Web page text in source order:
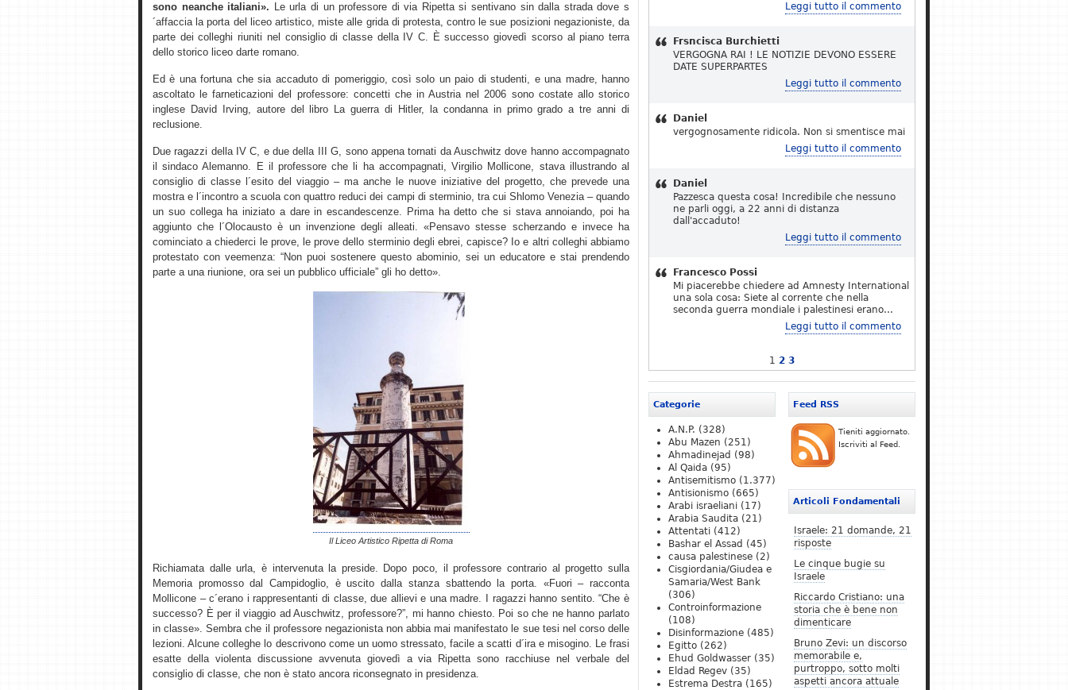
sono neanche italiani». Le urla di un professore di via Ripetta si sentivano sin dalla strada dove s
´affaccia la porta del liceo artistico, miste alle grida di protesta, contro le sue posizioni negazioniste, da
parte dei colleghi riuniti nel consiglio di classe della IV C. È successo giovedì scorso al piano terra
dello storico liceo darte romano.
Ed è una fortuna che sia accaduto di pomeriggio, così solo un paio di studenti, e una madre, hanno
ascoltato le farneticazioni del professore: concetti che in Austria nel 2006 sono costate allo storico
inglese David Irving, autore del libro La guerra di Hitler, la condanna in primo grado a tre anni di
reclusione.
Due ragazzi della IV C, e due della III G, sono appena tornati da Auschwitz dove hanno accompagnato
il sindaco Alemanno. E il professore che li ha accompagnati, Virgilio Mollicone, stava illustrando al
consiglio di classe l´esito del viaggio – ma anche le nuove iniziative del progetto, che prevede una
mostra e l´incontro a scuola con quattro reduci dei campi di sterminio, tra cui Shlomo Venezia – quando
un suo collega ha iniziato a dare in escandescenze. Prima ha detto che si stava annoiando, poi ha
aggiunto che l´Olocausto è un invenzione degli alleati. «Pensavo stesse scherzando e invece ha
cominciato a chiederci le prove, le prove dello sterminio degli ebrei, capisce? Io e altri colleghi abbiamo
protestato con veemenza: “Non puoi sostenere questo abominio, sei un educatore e stai prendendo
parte a una riunione, ora sei un pubblico ufficiale” gli ho detto».
Il Liceo Artistico Ripetta di Roma
Richiamata dalle urla, è intervenuta la preside. Dopo poco, il professore contrario al progetto sulla
Memoria promosso dal Campidoglio, è uscito dalla stanza sbattendo la porta. «Fuori – racconta
Mollicone – c´erano i rappresentanti di classe, due allievi e una madre. I ragazzi hanno sentito. “Che è
successo? È per il viaggio ad Auschwitz, professore?”, mi hanno chiesto. Poi so che ne hanno parlato
in classe». Sembra che il professore negazionista non abbia mai manifestato le sue tesi nel corso delle
lezioni. Alcune colleghe lo descrivono come un uomo stressato, facile a scatti d´ira e misogino. Le frasi
esatte della violenta discussione avvenuta giovedì a via Ripetta sono racchiuse nel verbale del
consiglio di classe, che non è stato ancora riconsegnato in presidenza.
Leggi tutto il commento
Frsncisca Burchietti
VERGOGNA RAI ! LE NOTIZIE DEVONO ESSERE
DATE SUPERPARTES
Leggi tutto il commento
Daniel
vergognosamente ridicola. Non si smentisce mai
Leggi tutto il commento
Daniel
Pazzesca questa cosa! Incredibile che nessuno
ne parli oggi, a 22 anni di distanza
dall'accaduto!
Leggi tutto il commento
Francesco Possi
Mi piacerebbe chiedere ad Amnesty International
una sola cosa: Siete al corrente che nella
seconda guerra mondiale i palestinesi erano…
Leggi tutto il commento
1 2 3
Feed RSS
Tieniti aggiornato.
Iscriviti al Feed.
Articoli Fondamentali
Israele: 21 domande, 21
risposte
Le cinque bugie su
Israele
Riccardo Cristiano: una
storia che è bene non
dimenticare
Bruno Zevi: un discorso
memorabile e,
purtroppo, sotto molti
aspetti ancora attuale
Categorie
A.N.P. (328)
Abu Mazen (251)
Ahmadinejad (98)
Al Qaida (95)
Antisemitismo (1.377)
Antisionismo (665)
Arabi israeliani (17)
Arabia Saudita (21)
Attentati (412)
Bashar el Assad (45)
causa palestinese (2)
Cisgiordania/Giudea e
Samaria/West Bank
(306)
Controinformazione
(108)
Disinformazione (485)
Egitto (262)
Ehud Goldwasser (35)
Eldad Regev (35)
Estrema Destra (165)